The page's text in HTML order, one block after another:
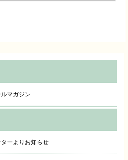
マガジン
ーよりお知らせ